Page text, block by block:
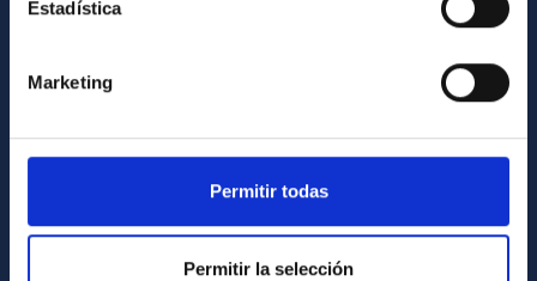
Estadística
Marketing
Permitir todas
Permitir la selección
How to get to the IAC